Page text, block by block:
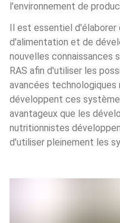
l'environnement de
Il est essentiel d'élaborer
d'alimentation et de
nouvelles connaissances
RAS afin d'utiliser les
avancées technologiques
développent ces
avantageux que les
nutritionnistes
d'utiliser pleinement les